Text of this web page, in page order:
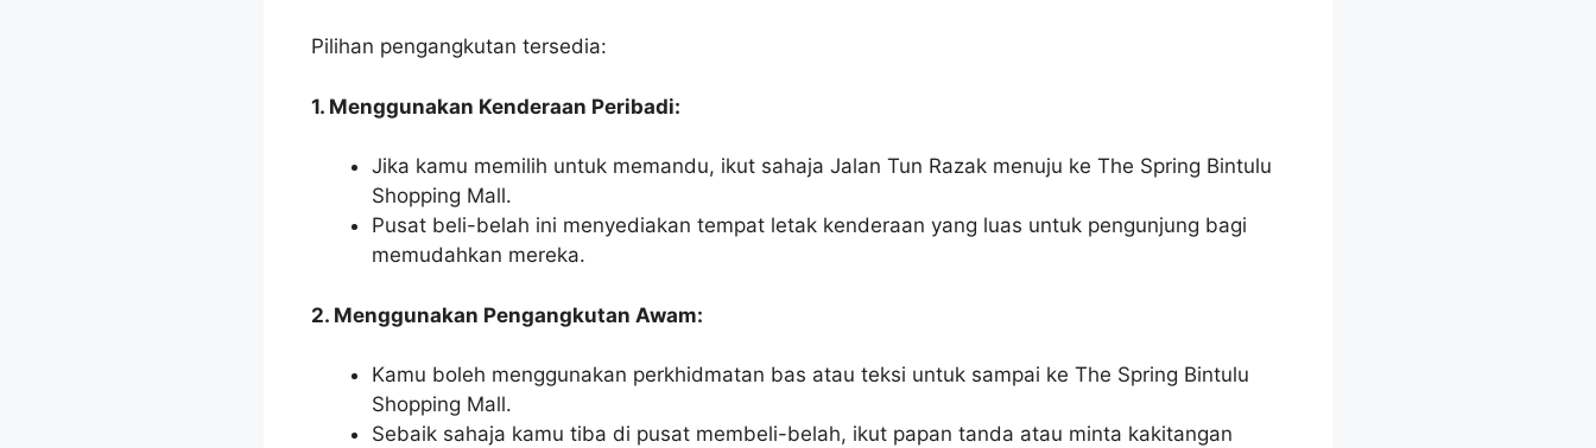
Pilihan pengangkutan tersedia:
1. Menggunakan Kenderaan Peribadi:
Jika kamu memilih untuk memandu, ikut sahaja Jalan Tun Razak menuju ke The Spring Bintulu
Shopping Mall.
Pusat beli-belah ini menyediakan tempat letak kenderaan yang luas untuk pengunjung bagi
memudahkan mereka.
2. Menggunakan Pengangkutan Awam:
Kamu boleh menggunakan perkhidmatan bas atau teksi untuk sampai ke The Spring Bintulu
Shopping Mall.
Sebaik sahaja kamu tiba di pusat membeli-belah, ikut papan tanda atau minta kakitangan